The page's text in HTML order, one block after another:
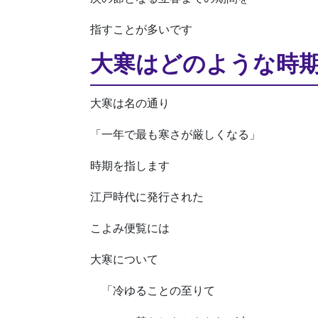
指すことが多いです
大寒はどのような時
大寒は名の通り
「一年で最も寒さが厳しくなる」
時期を指します
江戸時代に発行された
こよみ便覧には
大寒について
「冷ゆることの至りて